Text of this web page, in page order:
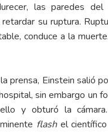
las paredes del
su ruptura.
conduce a la
prensa, Einstein salió
sin embargo un
y obturó la
flashel